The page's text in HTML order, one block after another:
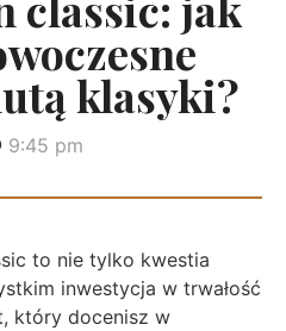
klasyki?
9:45 pm
to nie tylko kwestia
inwestycja w trwałość
który docenisz w